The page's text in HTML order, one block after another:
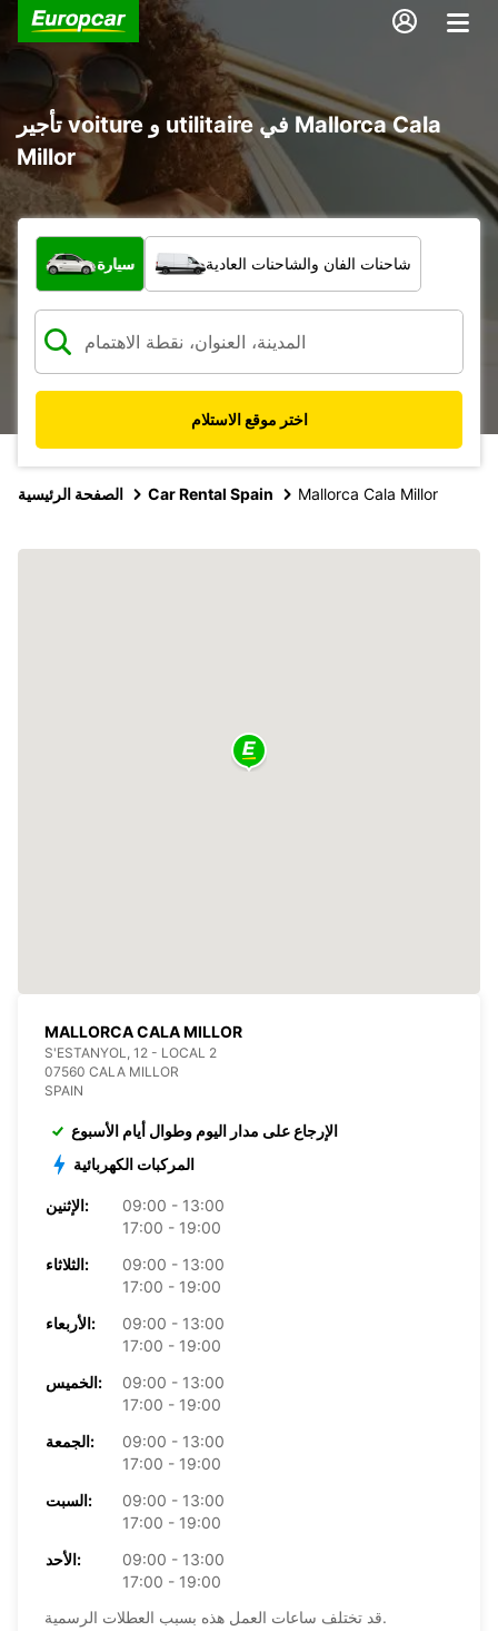
تأجير voiture و utilitaire في Mallorca Cala
Millor
ما نوع المركبة؟
سيارة شاحنات الفان والشاحنات العادية
اختر موقع الاستلام
الصفحة الرئيسية Car Rental Spain Mallorca Cala Millor
MALLORCA CALA MILLOR
S'ESTANYOL, 12 - LOCAL 2
07560 CALA MILLOR
SPAIN
الإرجاع على مدار اليوم وطوال أيام الأسبوع
المركبات الكهربائية
الإثنين:
09:00 - 13:00
17:00 - 19:00
الثلاثاء:
09:00 - 13:00
17:00 - 19:00
الأربعاء:
09:00 - 13:00
17:00 - 19:00
الخميس:
09:00 - 13:00
17:00 - 19:00
الجمعة:
09:00 - 13:00
17:00 - 19:00
السبت:
09:00 - 13:00
17:00 - 19:00
الأحد:
09:00 - 13:00
17:00 - 19:00
قد تختلف ساعات العمل هذه بسبب العطلات الرسمية.